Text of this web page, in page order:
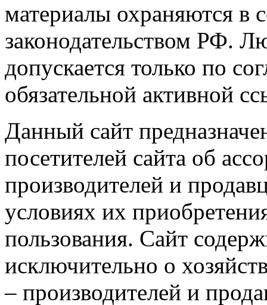
материалы охраняются в
законодательством РФ.
допускается только по
обязательной активной
Данный сайт
посетителей сайта об
производителей и
условиях их
пользования. Сайт
исключительно о
– производителей и